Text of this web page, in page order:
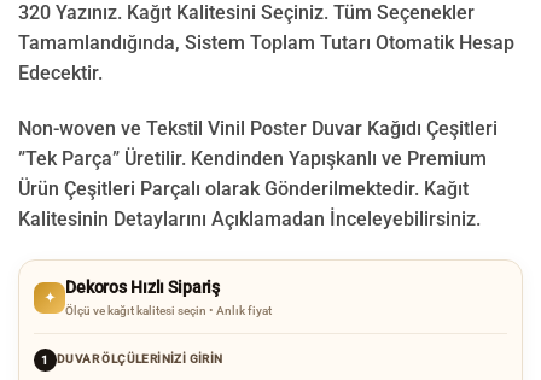
320 Yazınız. Kağıt Kalitesini Seçiniz. Tüm Seçenekler
Tamamlandığında, Sistem Toplam Tutarı Otomatik Hesap
Edecektir.
Non-woven ve Tekstil Vinil Poster Duvar Kağıdı Çeşitleri
”Tek Parça” Üretilir. Kendinden Yapışkanlı ve Premium
Ürün Çeşitleri Parçalı olarak Gönderilmektedir. Kağıt
Kalitesinin Detaylarını Açıklamadan İnceleyebilirsiniz.
✦
Dekoros Hızlı Sipariş
Ölçü ve kağıt kalitesi seçin • Anlık fiyat
1 DUVAR ÖLÇÜLERINIZI GIRIN